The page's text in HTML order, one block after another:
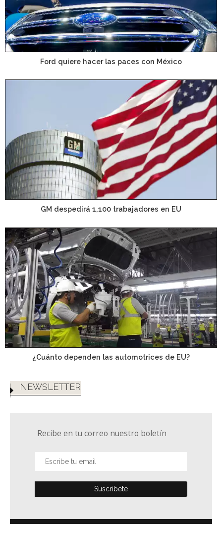
Ford quiere hacer las paces con México
GM despedirá 1,100 trabajadores en EU
¿Cuánto dependen las automotrices de EU?
NEWSLETTER
Recibe en tu correo nuestro boletín